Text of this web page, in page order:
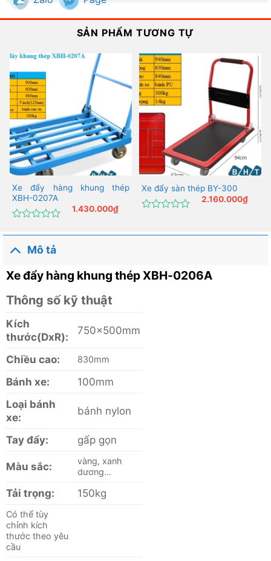
SẢN PHẨM TƯƠNG TỰ
Xe đẩy hàng khung thép
XBH-0207A
xếp
hạng
sao
1.430.000₫
Xe đẩy sàn thép BY-300
hạng
2.160.000₫
Mô tả
Xe đẩy hàng khung thép XBH-0206A
Thông số kỹ thuật
Kích
thước(DxR):
750x500mm
Chiều cao: 830mm
Bánh xe:
100mm
Loại bánh
xe:
bánh nylon
Tay đẩy: gấp gọn
Màu sắc:
vàng, xanh
dương…
Tải trọng: 150kg
Có thể tùy
chỉnh kích
thước theo yêu
cầu